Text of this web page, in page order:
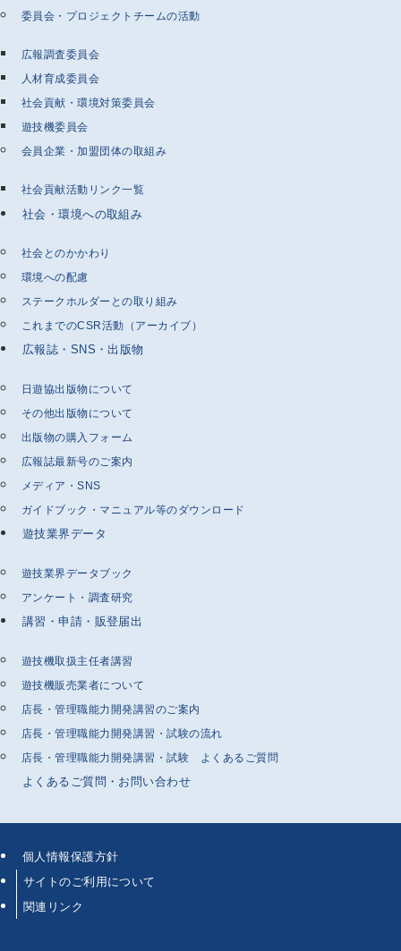
委員会・プロジェクトチームの活動
広報調査委員会
人材育成委員会
社会貢献・環境対策委員会
遊技機委員会
会員企業・加盟団体の取組み
社会貢献活動リンク一覧
社会・環境への取組み
社会とのかかわり
環境への配慮
ステークホルダーとの取り組み
これまでのCSR活動（アーカイブ）
広報誌・SNS・出版物
日遊協出版物について
その他出版物について
出版物の購入フォーム
広報誌最新号のご案内
メディア・SNS
ガイドブック・マニュアル等のダウンロード
遊技業界データ
遊技業界データブック
アンケート・調査研究
講習・申請・販登届出
遊技機取扱主任者講習
遊技機販売業者について
店長・管理職能力開発講習のご案内
店長・管理職能力開発講習・試験の流れ
店長・管理職能力開発講習・試験 よくあるご質問
よくあるご質問・お問い合わせ
個人情報保護方針
サイトのご利用について
関連リンク